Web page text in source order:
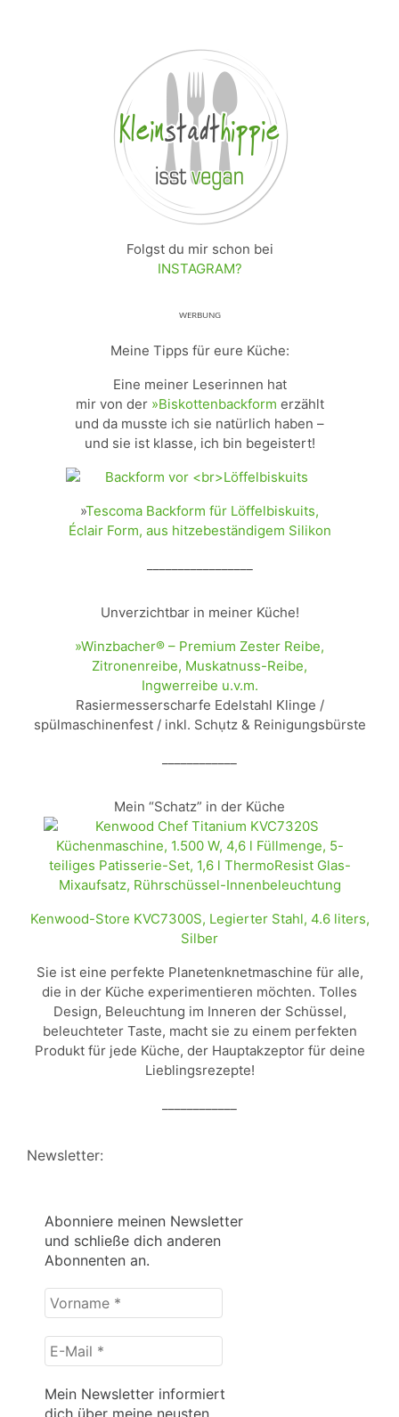
Folgst du mir schon bei
INSTAGRAM?
ᵂᴱᴿᴮᵁᴺᴳ
Meine Tipps für eure Küche:
Eine meiner Leserinnen hat
mir von der »Biskottenbackform erzählt
und da musste ich sie natürlich haben –
und sie ist klasse, ich bin begeistert!
»Tescoma Backform für Löffelbiskuits,
Éclair Form, aus hitzebeständigem Silikon
Unverzichtbar in meiner Küche!
»Winzbacher® – Premium Zester Reibe,
Zitronenreibe, Muskatnuss-Reibe,
Ingwerreibe u.v.m.
Rasiermesserscharfe Edelstahl Klinge /
spülmaschinenfest / inkl. Schụtz & Reinigungsbürste
Mein “Schatz” in der Küche
Kenwood-Store KVC7300S, Legierter Stahl, 4.6 liters,
Silber
Sie ist eine perfekte Planetenknetmaschine für alle,
die in der Küche experimentieren möchten. Tolles
Design, Beleuchtung im Inneren der Schüssel,
beleuchteter Taste, macht sie zu einem perfekten
Produkt für jede Küche, der Hauptakzeptor für deine
Lieblingsrezepte!
Newsletter:
Abonniere meinen Newsletter
und schließe dich anderen
Abonnenten an.
Vorname
*
E-
Mail
Mein Newsletter informiert
dich über meine neusten